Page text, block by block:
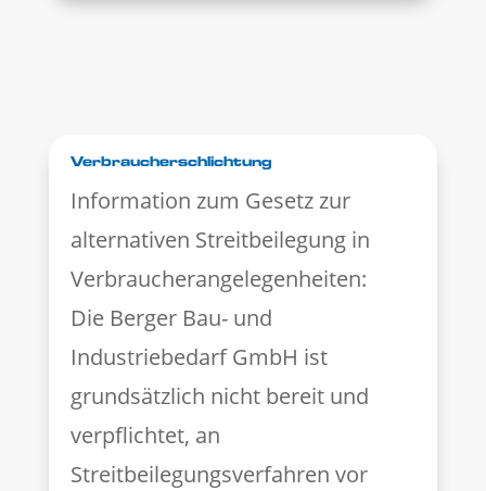
Verbraucherschlichtung
Information zum Gesetz zur
alternativen Streitbeilegung in
Verbraucherangelegenheiten:
Die Berger Bau- und
Industriebedarf GmbH ist
grundsätzlich nicht bereit und
verpflichtet, an
Streitbeilegungsverfahren vor